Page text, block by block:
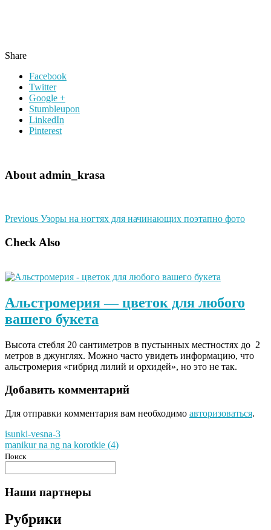
Share
Facebook
Twitter
Google +
Stumbleupon
LinkedIn
Pinterest
About admin_krasa
Previous Узоры на ногтях для начинающих поэтапно фото
Check Also
Альстромерия — цветок для любого
вашего букета
Высота стебля 20 сантиметров в пустынных местностях до 2
метров в джунглях. Можно часто увидеть информацию, что
альстромерия «гибрид лилий и орхидей», но это не так.
Добавить комментарий
Для отправки комментария вам необходимо авторизоваться.
Навигация
по
isunki-vesna-3
manikur na ng na korotkie (4)
Поиск
Наши партнеры
Рубрики